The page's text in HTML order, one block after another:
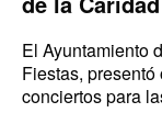
El Ayuntamiento
Fiestas,
conciertos para